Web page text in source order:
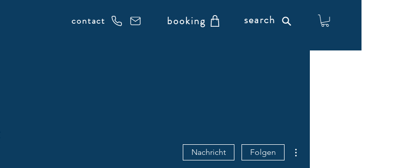
contact booking search
Nachricht Folgen